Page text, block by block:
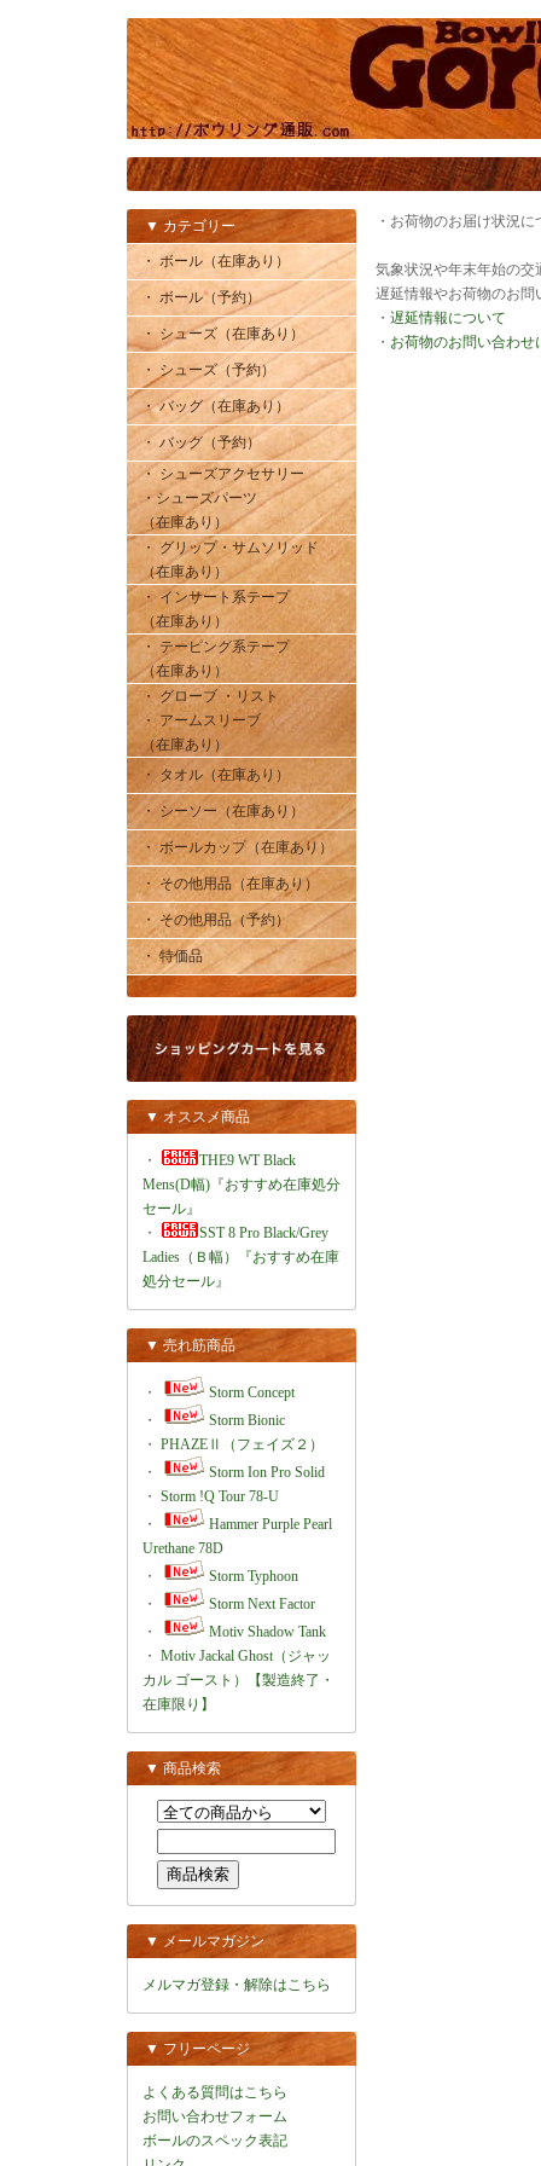
▼ カテゴリー
・ ボール（在庫あり）
・ ボール（予約）
・ シューズ（在庫あり）
・ シューズ（予約）
・ バッグ（在庫あり）
・ バッグ（予約）
・ シューズアクセサリー
・シューズパーツ
（在庫あり）
・ グリップ・サムソリッド
（在庫あり）
・ インサート系テープ
（在庫あり）
・ テーピング系テープ
（在庫あり）
・ グローブ ・リスト
・ アームスリーブ
（在庫あり）
・ タオル（在庫あり）
・ シーソー（在庫あり）
・ ボールカップ（在庫あり）
・ その他用品（在庫あり）
・ その他用品（予約）
・ 特価品
▼ オススメ商品
・
THE9 WT Black
Mens(D幅)『おすすめ在庫処分
セール』
・
SST 8 Pro Black/Grey
Ladies（Ｂ幅）『おすすめ在庫
処分セール』
▼ 売れ筋商品
・
Storm Concept
・
Storm Bionic
・ PHAZEⅡ（フェイズ２）
・
Storm Ion Pro Solid
・ Storm !Q Tour 78-U
・
Hammer Purple Pearl
Urethane 78D
・
Storm Typhoon
・
Storm Next Factor
・
Motiv Shadow Tank
・ Motiv Jackal Ghost（ジャッ
カル ゴースト）【製造終了・
在庫限り】
▼ 商品検索
▼ メールマガジン
メルマガ登録・解除はこちら
▼ フリーページ
よくある質問はこちら
お問い合わせフォーム
ボールのスペック表記
・お荷物のお届け状況に
気象状況や年末年始の
遅延情報やお荷物のお
・ 遅延情報について
・ お荷物のお問い合わせ